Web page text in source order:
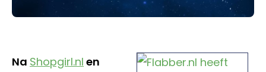
Na Shopgirl.nl en